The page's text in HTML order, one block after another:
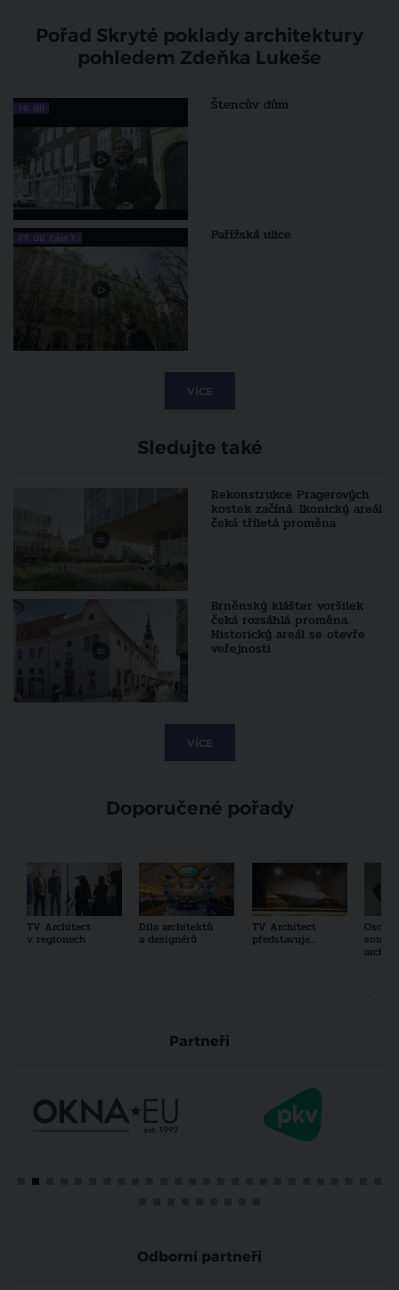
Pořad Skryté poklady architektury
pohledem Zdeňka Lukeše
16. díl Štencův dům
17. díl, část 1. Pařížská ulice
VÍCE
Sledujte také
Rekonstrukce Pragerových
kostek začíná. Ikonický areál
čeká tříletá proměna
Brněnský klášter voršilek
čeká rozsáhlá proměna.
Historický areál se otevře
veřejnosti
VÍCE
Doporučené pořady
TV Architect
v regionech
Díla architektů
a designérů
TV Architect
představuje...
Partneři
Odborní partneři